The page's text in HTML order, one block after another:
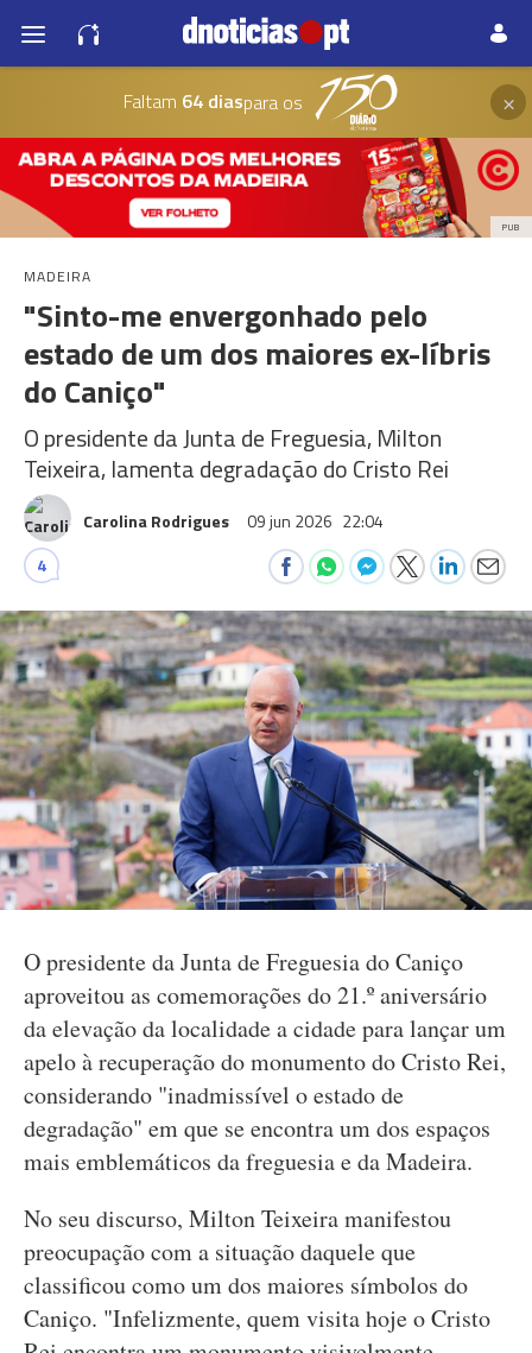
Faltam 64 diaspara os ×
PUB
MADEIRA
"Sinto-me envergonhado pelo
estado de um dos maiores ex-líbris
do Caniço"
O presidente da Junta de Freguesia, Milton
Teixeira, lamenta degradação do Cristo Rei
Carolina Rodrigues 09 jun 2026 22:04
4
O presidente da Junta de Freguesia do Caniço
aproveitou as comemorações do 21.º aniversário
da elevação da localidade a cidade para lançar um
apelo à recuperação do monumento do Cristo Rei,
considerando "inadmissível o estado de
degradação" em que se encontra um dos espaços
mais emblemáticos da freguesia e da Madeira.
No seu discurso, Milton Teixeira manifestou
preocupação com a situação daquele que
classificou como um dos maiores símbolos do
Caniço. "Infelizmente, quem visita hoje o Cristo